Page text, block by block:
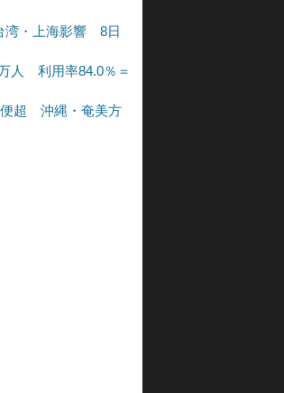
湾・上海影響 8日
人 利用率84.0％＝
便超 沖縄・奄美方